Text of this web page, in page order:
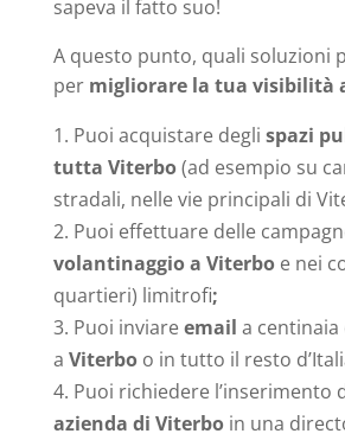
sapeva il fatto suo!
A questo punto, quali soluzioni
per migliorare la tua visibilità
Puoi acquistare degli spazi
tutta Viterbo(ad esempio su
stradali, nelle vie principali di
Puoi effettuare delle
volantinaggio a Viterboe nei
quartieri) limitrofi;
Puoi inviareemail a
a Viterboo in tutto il resto
Puoi richiedere l’inserimento
azienda di Viterboin una